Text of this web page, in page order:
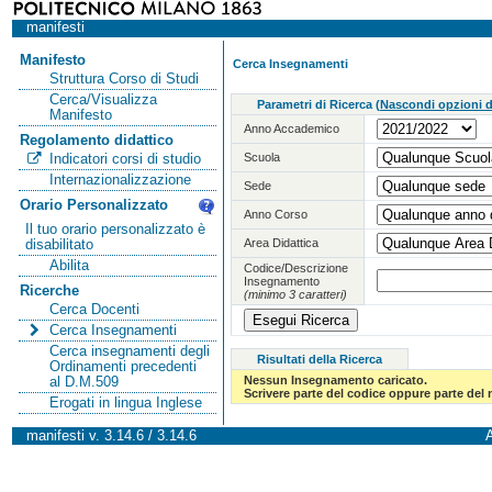
manifesti
Manifesto
Struttura Corso di Studi
Cerca/Visualizza
Manifesto
Regolamento didattico
Indicatori corsi di studio
Internazionalizzazione
Orario Personalizzato
Il tuo orario personalizzato è
disabilitato
Abilita
Ricerche
Cerca Docenti
Cerca Insegnamenti
Cerca insegnamenti degli
Ordinamenti precedenti
al D.M.509
Erogati in lingua Inglese
Cerca Insegnamenti
Parametri di Ricerca (Nascondi opzioni
Anno Accademico
Scuola
Sede
Anno Corso
Area Didattica
Codice/Descrizione
Insegnamento
(minimo 3 caratteri)
Risultati della Ricerca
Nessun Insegnamento caricato.
Scrivere parte del codice oppure parte
manifesti v. 3.14.6 / 3.14.6